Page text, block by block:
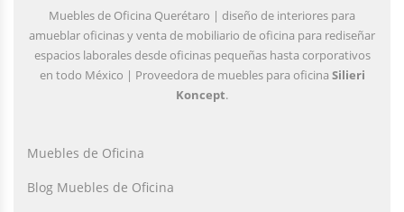
Muebles de Oficina Querétaro | diseño de interiores para
amueblar oficinas y venta de mobiliario de oficina para rediseñar
espacios laborales desde oficinas pequeñas hasta corporativos
en todo México | Proveedora de muebles para oficina Silieri
Koncept.
Muebles de Oficina
Blog Muebles de Oficina